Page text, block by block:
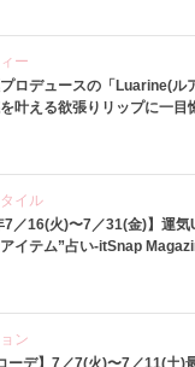
ー
ロデュースの「Luarine(ル
叶える欲張りリップに一目
イル
7／16(火)〜7／31(金)】運
イテム”占い-itSnap
ン
ーデ】7／7(火)〜7／11(土)